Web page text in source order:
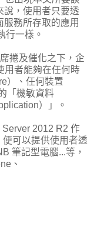
說，使用者只要透
務所存取的應用
行一樣。
捲及催化之下，企
用者能夠在任何時
）、任何裝置
「機敏資料
）」。
2012 R2 作
可以提供使用者透
筆記型電腦...等，
、